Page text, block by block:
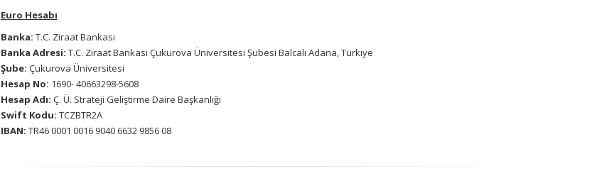
Euro Hesabı
Banka: T.C. Ziraat Bankası
Banka Adresi: T.C. Ziraat Bankası Çukurova Üniversitesi Şubesi Balcalı Adana, Türkiye
Şube: Çukurova Üniversitesi
Hesap No: 1690- 40663298-5608
Hesap Adı: Ç. Ü. Strateji Geliştirme Daire Başkanlığı
Swift Kodu: TCZBTR2A
IBAN: TR46 0001 0016 9040 6632 9856 08